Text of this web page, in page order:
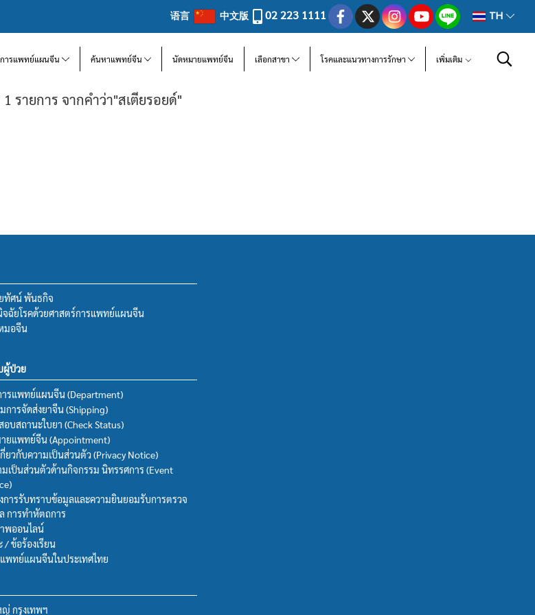
语言 中文版 02 223 1111 TH
การแพทย์แผนจีน ค้นหาแพทย์จีน นัดหมายแพทย์จีน เลือกสาขา โรคและแนวทางการรักษา เพิ่มเติม
รายการ จากคำว่า"สเตียรอยด์"
ทัศน์ พันธกิจ
จฉัยโรคด้วยศาสตร์การแพทย์แผนจีน
มอจีน
ผู้ป่วย
ารแพทย์แผนจีน (Department)
การจัดส่งยาจีน (Shipping)
อบสถานะใบยา (Check Status)
ยแพทย์จีน (Appointment)
กี่ยวกับความเป็นส่วนตัว (Privacy Notice)
มเป็นส่วนตัวด้านกิจกรรม นิทรรศการ (Event
การรับทราบข้อมูลและความยินยอมรับการตรวจ
การทำหัตถการ
พออนไลน์
/ ข้อร้องเรียน
แพทย์แผนจีนในประเทศไทย
ญ่ กรุงเทพฯ